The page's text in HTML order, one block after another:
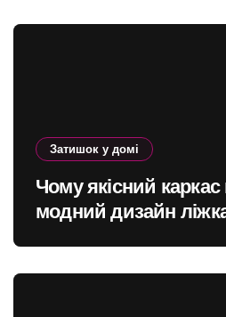
Затишок у домі
Чому якісний
модний дизайн